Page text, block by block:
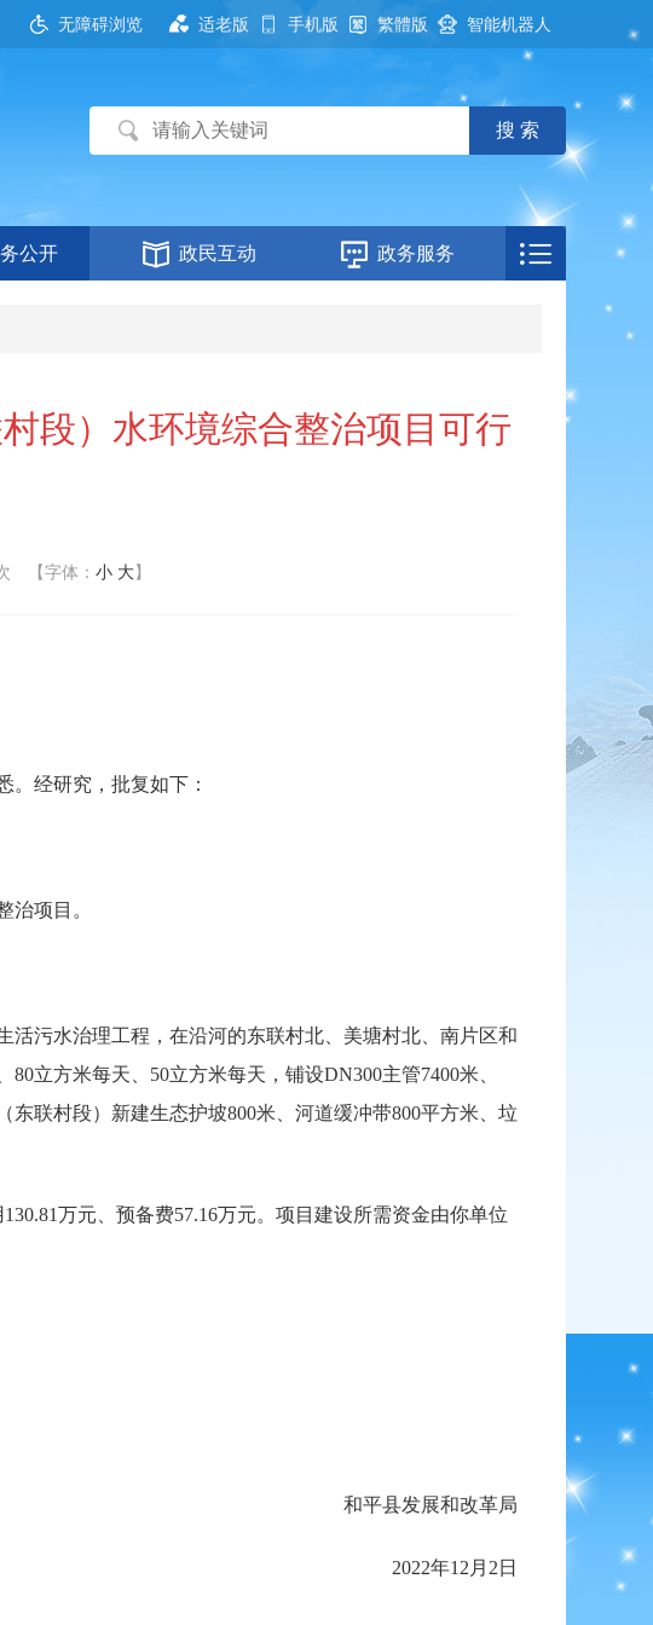
无障碍浏览 适老版 手机版 繁體版 智能机器人
公开 政民互动 政务服务
段）水环境综合整治项目可行
【字体： 小 大】
经研究，批复如下：
项目。
污水治理工程，在沿河的东联村北、美塘村北、南片区和
立方米每天、50立方米每天，铺设DN300主管7400米、
东联村段）新建生态护坡800米、河道缓冲带800平方米、垃
万元、预备费57.16万元。项目建设所需资金由你单位
和平县发展和改革局
2022年12月2日